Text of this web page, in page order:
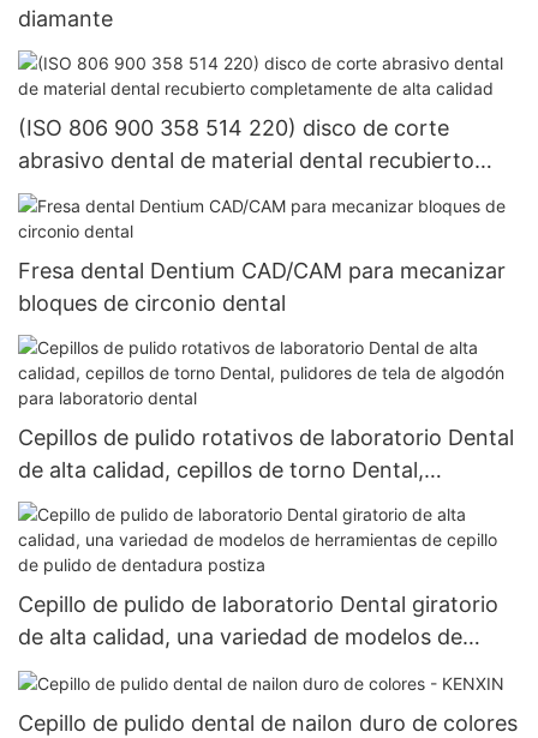
diamante
(ISO 806 900 358 514 220) disco de corte
abrasivo dental de material dental recubierto
completamente de alta calidad
Fresa dental Dentium CAD/CAM para mecanizar
bloques de circonio dental
Cepillos de pulido rotativos de laboratorio Dental
de alta calidad, cepillos de torno Dental,
pulidores de tela de algodón para laboratorio
dental
Cepillo de pulido de laboratorio Dental giratorio
de alta calidad, una variedad de modelos de
herramientas de cepillo de pulido de dentadura
postiza
Cepillo de pulido dental de nailon duro de colores